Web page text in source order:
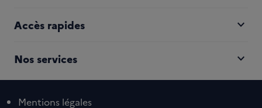
Accès rapides expand_more
Nos services expand_more
Mentions légales